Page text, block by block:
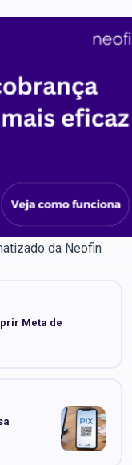
da Neofin
Meta de